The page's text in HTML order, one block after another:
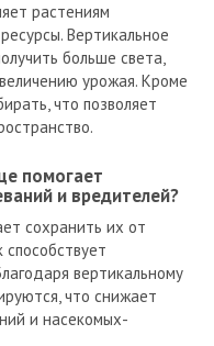
растениям
Вертикальное
больше света,
урожая. Кроме
что позволяет
помогает
и вредителей?
сохранить их от
вертикальному
что снижает
и насекомых-